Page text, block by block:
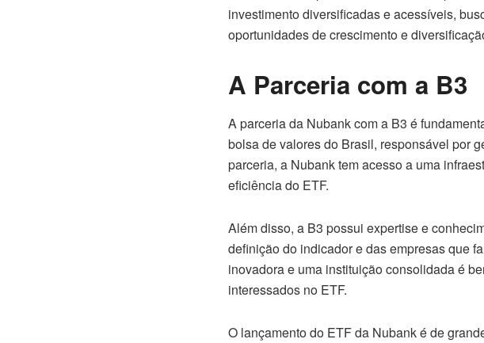
investimento diversificadas e acessíveis,
oportunidades de crescimento e
A Parceria com a B3
A parceria da Nubank com a B3 é
bolsa de valores do Brasil, responsável por
parceria, a Nubank tem acesso a uma
eficiência do ETF.
Além disso, a B3 possui expertise e
definição do indicador e das empresas que
inovadora e uma instituição consolidada é
interessados no ETF.
O lançamento do ETF da Nubank é de